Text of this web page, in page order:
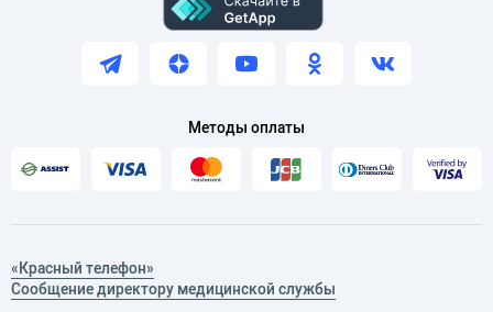
Методы оплаты
«Красный телефон»
Сообщение директору медицинской службы